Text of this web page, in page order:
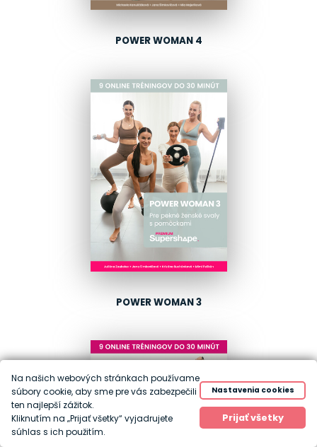
POWER WOMAN 4
POWER WOMAN 3
Na našich webových stránkach používame
súbory cookie, aby sme pre vás zabezpečili
ten najlepší zážitok.
Kliknutím na „Prijať všetky“ vyjadrujete
súhlas s ich použitím.
Nastavenia cookies
Prijať všetky